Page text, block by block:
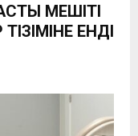
МЕШІТІ
ЕНДІ